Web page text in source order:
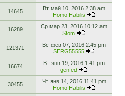
14645
Вт май 10, 2016 2:38 am
Homo Habilis
16289
Ср мар 23, 2016 10:12 am
Stom
121371
Вс фев 07, 2016 2:45 pm
SERG55555
16674
Вт янв 19, 2016 1:41 pm
genfed
30455
Чт янв 14, 2016 11:41 pm
Homo Habilis